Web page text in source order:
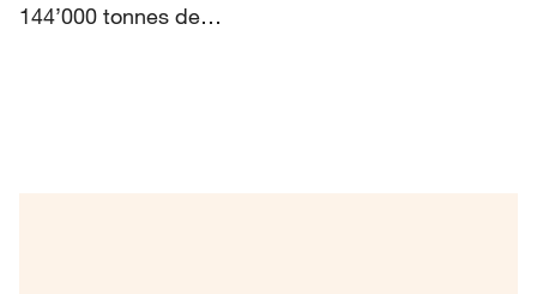
144’000 tonnes de…